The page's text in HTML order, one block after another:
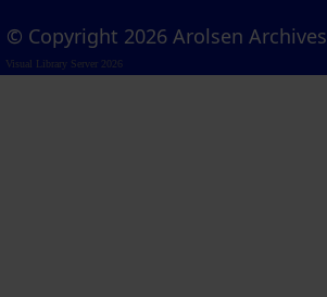
© Copyright 2026 Arolsen Archives
Visual Library Server 2026